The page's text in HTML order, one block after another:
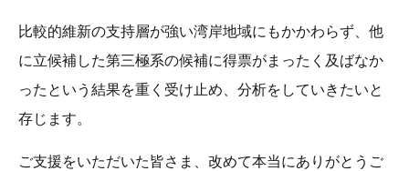
比較的維新の支持層が強い湾岸地域にもかかわらず、他
に立候補した第三極系の候補に得票がまったく及ばなか
ったという結果を重く受け止め、分析をしていきたいと
存じます。
ご支援をいただいた皆さま、改めて本当にありがとうご